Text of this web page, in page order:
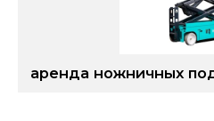
аренда ножничных